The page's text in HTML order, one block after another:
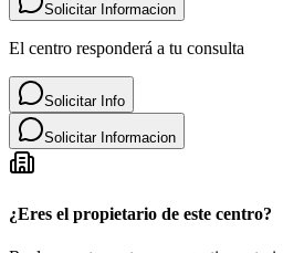
Solicitar Informacion
El centro responderá a tu consulta
Solicitar Info
Solicitar Informacion
¿Eres el propietario de este centro?